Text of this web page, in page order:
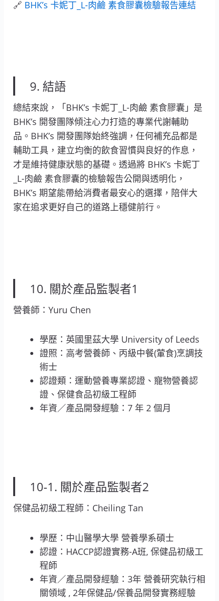
🔗 BHK’s 卡妮丁_L-肉鹼 素食膠囊檢驗報告連結
9. 結語
總結來說，「BHK’s 卡妮丁_L-肉鹼 素食膠囊」是
BHK’s 開發團隊傾注心力打造的專業代謝輔助
品。BHK’s 開發團隊始終強調，任何補充品都是
輔助工具，建立均衡的飲食習慣與良好的作息，
才是維持健康狀態的基礎。透過將 BHK’s 卡妮丁
_L-肉鹼 素食膠囊的檢驗報告公開與透明化，
BHK’s 期望能帶給消費者最安心的選擇，陪伴大
家在追求更好自己的道路上穩健前行。
10. 關於產品監製者1
營養師：Yuru Chen
學歷：英國里茲大學 University of Leeds
證照：高考營養師、丙級中餐(葷食)烹調技
術士
認證類：運動營養專業認證、寵物營養認
證、保健食品初級工程師
年資／產品開發經驗：7 年 2 個月
10-1. 關於產品監製者2
保健品初級工程師：Cheiling Tan
學歷：中山醫學大學 營養學系碩士
認證：HACCP認證實務-A班, 保健品初級工
程師
年資／產品開發經驗：3年 營養研究執行相
關領域 , 2年保健品/保養品開發實務經驗